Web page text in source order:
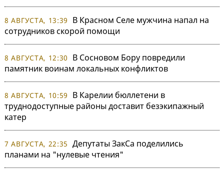
8 АВГУСТА, 13:39
В Красном Селе мужчина напал на
сотрудников скорой помощи
8 АВГУСТА, 12:30
В Сосновом Бору повредили
памятник воинам локальных конфликтов
8 АВГУСТА, 10:59
В Карелии бюллетени в
труднодоступные районы доставит безэкипажный
катер
7 АВГУСТА, 22:35 Депутаты ЗакСа поделились
планами на "нулевые чтения"